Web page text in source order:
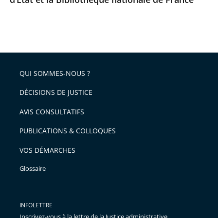
QUI SOMMES-NOUS ?
DÉCISIONS DE JUSTICE
AVIS CONSULTATIFS
PUBLICATIONS & COLLOQUES
VOS DÉMARCHES
Glossaire
INFOLETTRE